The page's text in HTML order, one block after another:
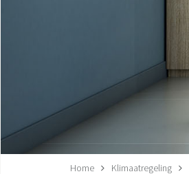
Home Klimaatregeling